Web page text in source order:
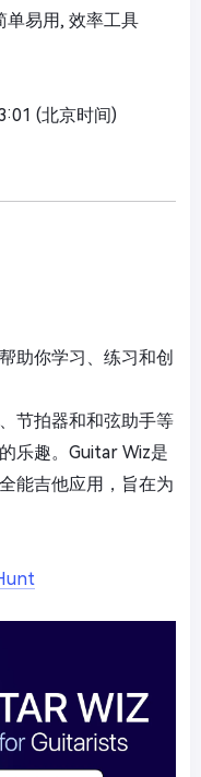
单易用, 效率工具
(北京时间)
助你学习、练习和创
节拍器和和弦助手等
乐趣。Guitar Wiz是
能吉他应用，旨在为